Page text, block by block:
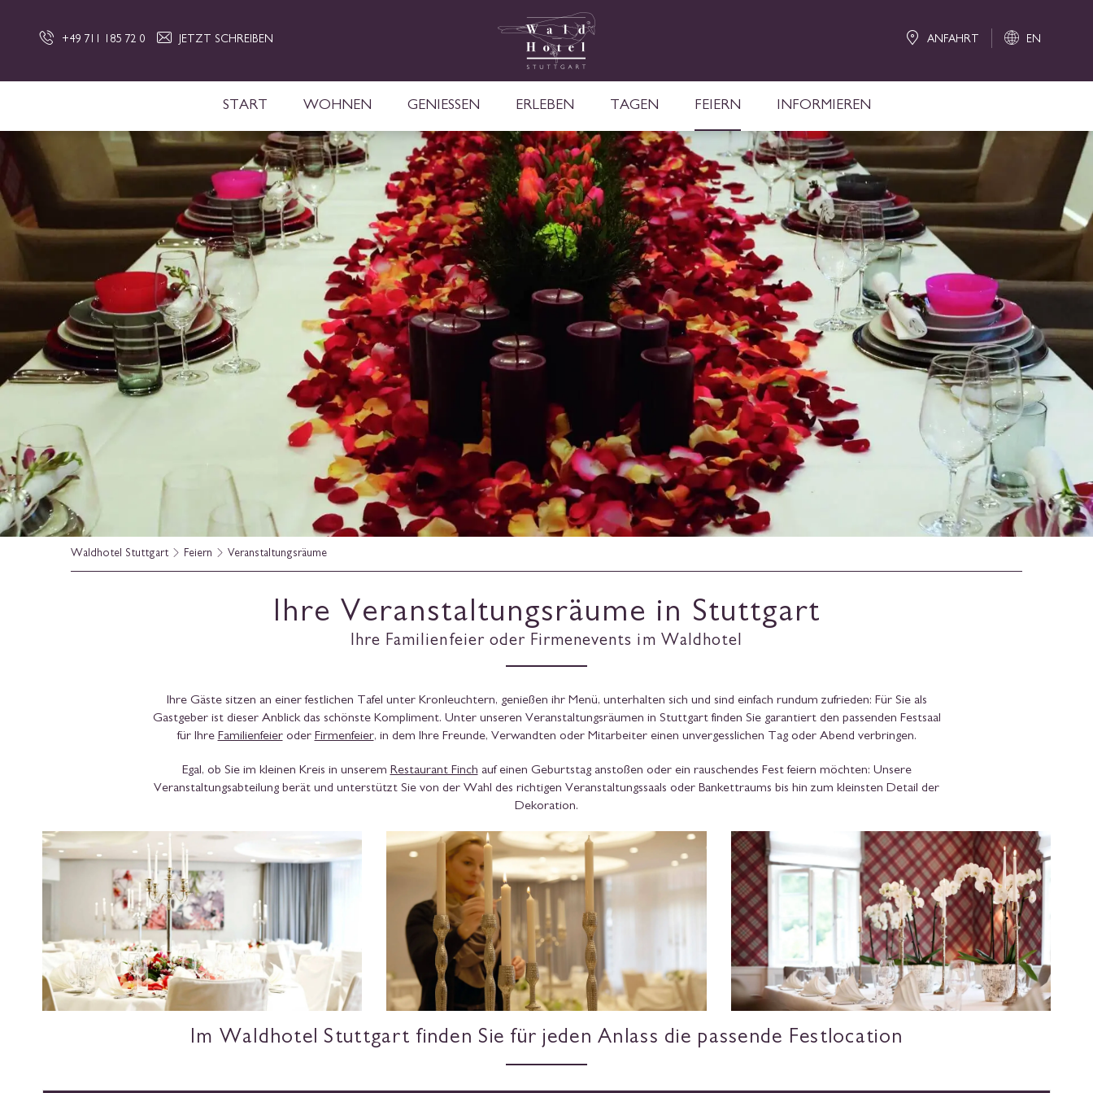
+49 711 185 72 0 JETZT SCHREIBEN EN
ANFAHRT
START WOHNEN GENIESSEN ERLEBEN TAGEN FEIERN INFORMIEREN
Waldhotel Stuttgart Feiern Veranstaltungsräume
Ihre Veranstaltungsräume in Stuttgart
Ihre Familienfeier oder Firmenevents im Waldhotel
Ihre Gäste sitzen an einer festlichen Tafel unter Kronleuchtern, genießen ihr Menü, unterhalten sich und sind einfach rundum zufrieden: Für Sie als
Gastgeber ist dieser Anblick das schönste Kompliment. Unter unseren Veranstaltungsräumen in Stuttgart finden Sie garantiert den passenden Festsaal
für Ihre Familienfeieroder Firmenfeier, in dem Ihre Freunde, Verwandten oder Mitarbeiter einen unvergesslichen Tag oder Abend verbringen.
Egal, ob Sie im kleinen Kreis in unserem Restaurant Finch auf einen Geburtstag anstoßen oder ein rauschendes Fest feiern möchten: Unsere
Veranstaltungsabteilung berät und unterstützt Sie von der Wahl des richtigen Veranstaltungssaals oder Bankettraums bis hin zum kleinsten Detail der
Dekoration.
Im Waldhotel Stuttgart finden Sie für jeden Anlass die passende Festlocation